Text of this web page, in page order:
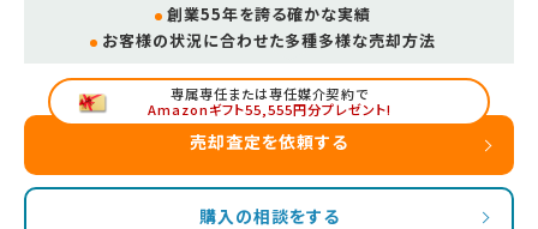
創業55年を誇る確かな実績
お客様の状況に合わせた多種多様な売却方法
専属専任または専任媒介契約で
Amazonギフト55,555円分プレゼント!
売却査定を依頼する
購入の相談をする